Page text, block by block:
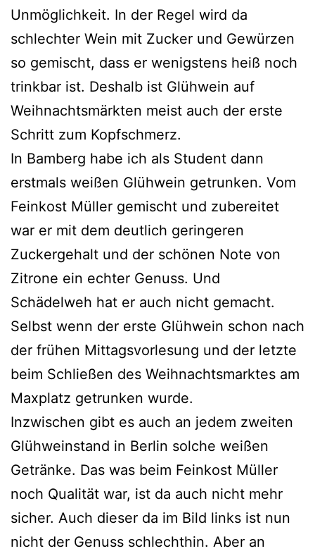
Unmöglichkeit. In der Regel wird da
schlechter Wein mit Zucker und Gewürzen
so gemischt, dass er wenigstens heiß noch
trinkbar ist. Deshalb ist Glühwein auf
Weihnachtsmärkten meist auch der erste
Schritt zum Kopfschmerz.
In Bamberg habe ich als Student dann
erstmals weißen Glühwein getrunken. Vom
Feinkost Müller gemischt und zubereitet
war er mit dem deutlich geringeren
Zuckergehalt und der schönen Note von
Zitrone ein echter Genuss. Und
Schädelweh hat er auch nicht gemacht.
Selbst wenn der erste Glühwein schon nach
der frühen Mittagsvorlesung und der letzte
beim Schließen des Weihnachtsmarktes am
Maxplatz getrunken wurde.
Inzwischen gibt es auch an jedem zweiten
Glühweinstand in Berlin solche weißen
Getränke. Das was beim Feinkost Müller
noch Qualität war, ist da auch nicht mehr
sicher. Auch dieser da im Bild links ist nun
nicht der Genuss schlechthin. Aber an